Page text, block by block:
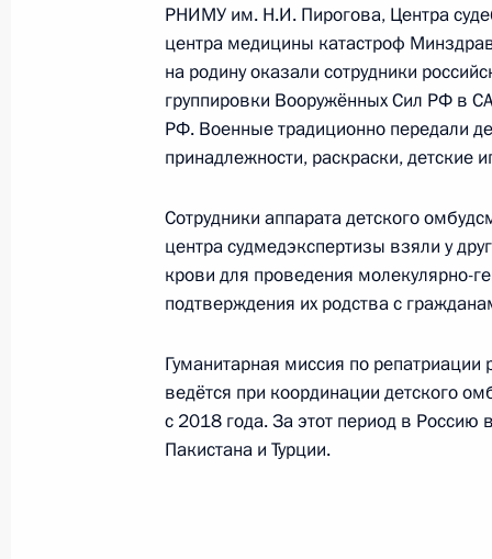
Указ о ежемесячной
категориям военнослужащих,
28 июня 2024 года, 14:00
Внесены изменения в
соцподдержки военнослужащих,
Росгвардии, отличившихся в ходе
Внесены изменения в закон о
РНИМУ им. Н.И. Пирогова, Центра
центра медицины катастроф
на родину оказали сотрудники
группировки Вооружённых Сил РФ в
РФ. Военные традиционно передали
принадлежности, раскраски, детские
Cотрудники аппарата детского
центра судмедэкспертизы взяли у
крови для проведения молекулярно-
подтверждения их родства с
Гуманитарная миссия по репатриации
ведётся при координации детского
с 2018 года. За этот период в
Пакистана и Турции.